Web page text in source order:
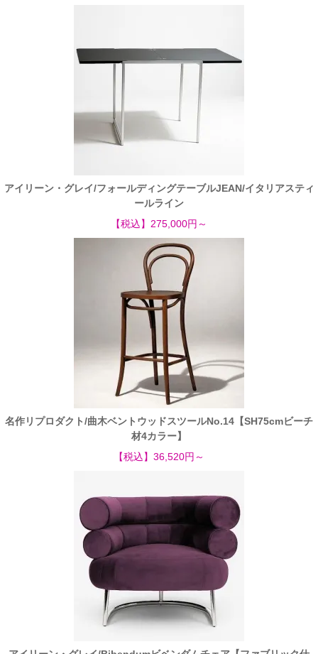
アイリーン・グレイ/フォールディングテーブルJEAN/イタリアスティ
ールライン
【税込】275,000円～
名作リプロダクト/曲木ベントウッドスツールNo.14【SH75cmビーチ
材4カラー】
【税込】36,520円～